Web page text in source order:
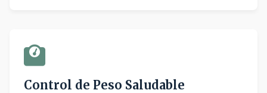
Control de Peso Saludable